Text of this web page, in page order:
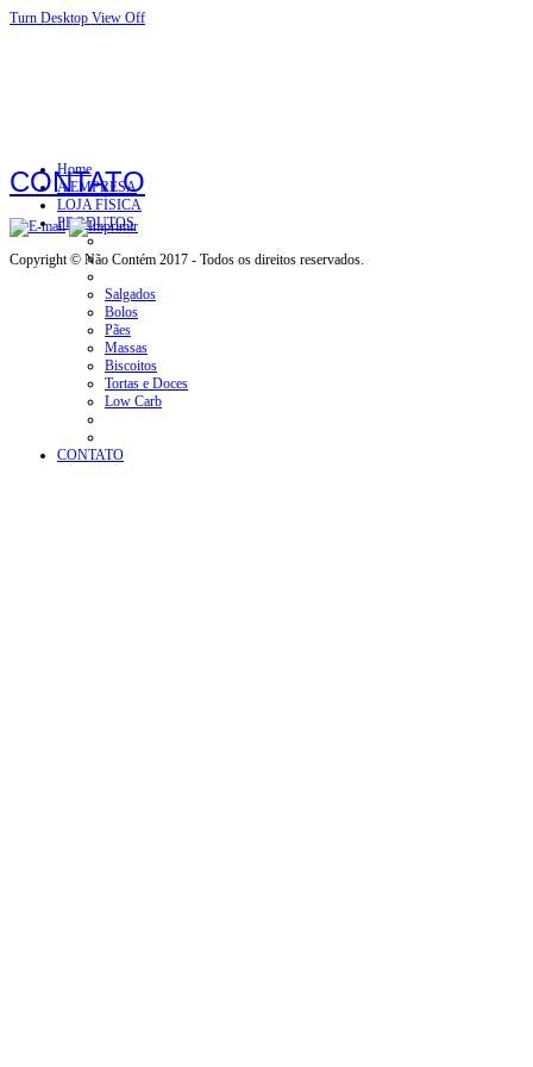
Turn Desktop View Off
Home
A EMPRESA
LOJA FÍSICA
PRODUTOS
Salgados
Bolos
Pães
Massas
Biscoitos
Tortas e Doces
Low Carb
CONTATO
CONTATO
Copyright © Não Contém 2017 - Todos os direitos reservados.